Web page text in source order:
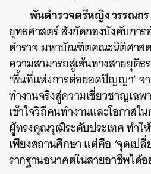
พันตำรวจตรีหญิง วรรณก
ยุทธศาสตร์ สังกัดกองบังคับการ
ตำรวจ มหาบัณฑิตคณะนิติศาส
ความสามารถสู่เส้นทางสายยุติธ
‘พื้นที่แห่งการต่อยอดปัญญา’ จ
ทำงานจริงสู่ความเชี่ยวชาญเฉ
เข้าใจวิถีคนทำงานและโอกาสใ
ผู้ทรงคุณวุฒิระดับประเทศ ทำใ
เพียงสถานศึกษา แต่คือ ‘จุดเป
รากฐานอนาคตในสายอาชีพได้